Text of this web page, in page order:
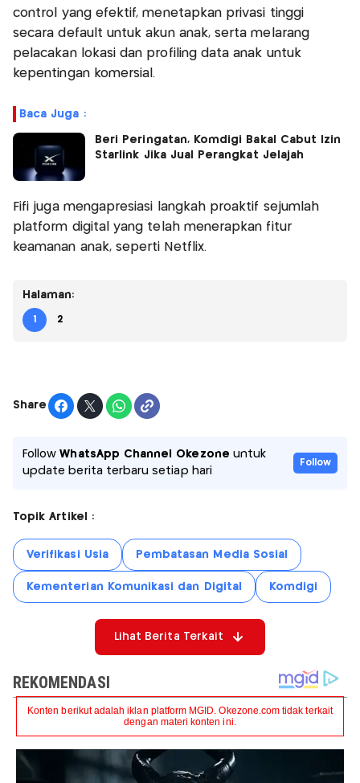
control yang efektif, menetapkan privasi tinggi
secara default untuk akun anak, serta melarang
pelacakan lokasi dan profiling data anak untuk
kepentingan komersial.
Baca Juga :
Beri Peringatan, Komdigi Bakal Cabut Izin
Starlink Jika Jual Perangkat Jelajah
Fifi juga mengapresiasi langkah proaktif sejumlah
platform digital yang telah menerapkan fitur
keamanan anak, seperti Netflix.
Halaman:
1 2
Share
FollowWhatsApp Channel Okezone untuk
update berita terbaru setiap hari
Follow
Topik Artikel :
Verifikasi Usia Pembatasan Media Sosial
Kementerian Komunikasi dan Digital Komdigi
Lihat Berita Terkait